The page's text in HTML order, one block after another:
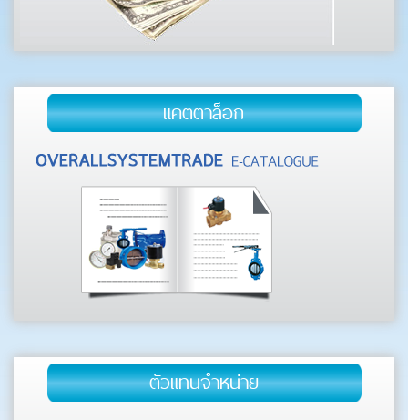
แคตตาล็อก
ตัวแทนจำหน่าย